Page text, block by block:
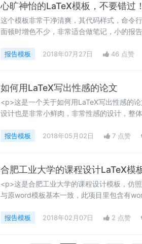
心旷神怡的LaTeX模板，不要错过！
这个模板非常干净清爽，其代码样式，命令
面顿时增色不少，非常适合做笔记，小的报
报告模板 2018年07月27日 46 点赞
如何用LaTeX写出性感的论文
<p>这是一个关于如何用LaTeX写出性感的
设计也是非常小鲜肉，非常性感的设计，整
LaTeXing！~</p>
报告模板 2018年05月02日 7 点赞
合肥工业大学的课程设计LaTeX模
<p>这是合肥工业大学的课程设计模板，仿
与原word模板基本一致，此项目里包含有
报告模板 2018年02月07日 2 点赞